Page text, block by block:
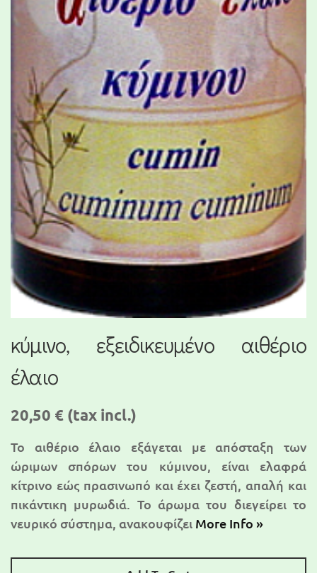
κύμινο, εξειδικευμένο αιθέριο
έλαιο
20,50 € (tax incl.)
Το αιθέριο έλαιο εξάγεται με απόσταξη των
ώριμων σπόρων του κύμινου, είναι ελαφρά
κίτρινο εώς πρασινωπό και έχει ζεστή, απαλή και
πικάντικη μυρωδιά. Το άρωμα του διεγείρει το
νευρικό σύστημα, ανακουφίζει More Info »